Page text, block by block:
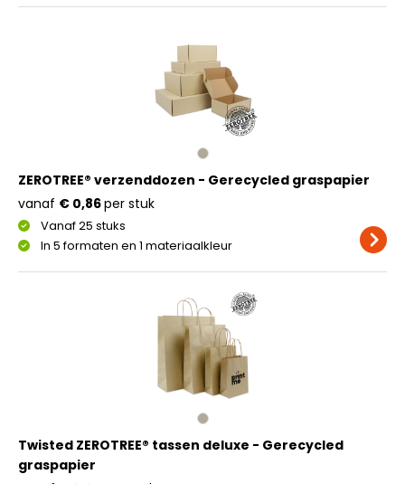
ZEROTREE® verzenddozen - Gerecycled graspapier
Vanaf 25 stuks
In 5 formaten en 1 materiaalkleur
vanaf € 0,86per stuk
Twisted ZEROTREE® tassen deluxe - Gerecycled
graspapier